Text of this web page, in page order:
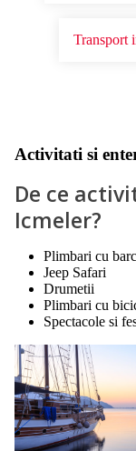
Transport
Activitati si
De ce
Icmeler?
Plimbari cu
Jeep Safari
Drumetii
Plimbari cu
Spectacole si